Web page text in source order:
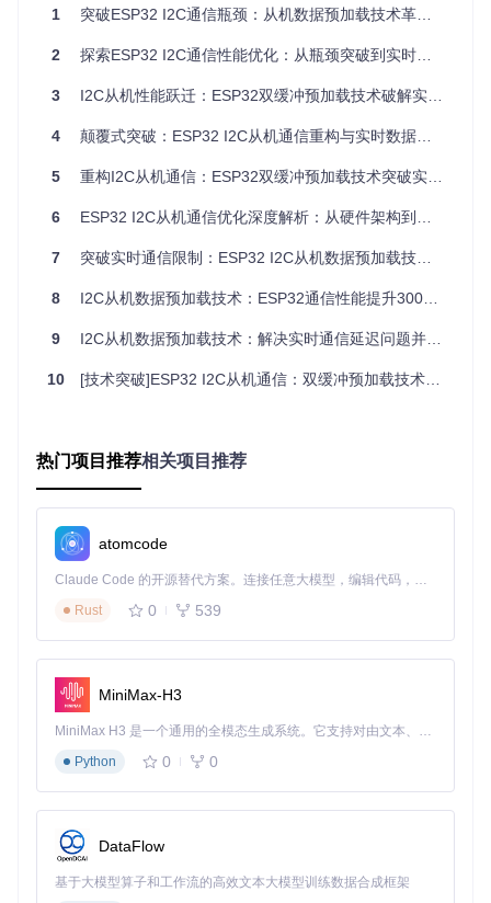
思考提示：你的项目中是否遇到过以下问题？
传感器数据读取延迟导致控制算法响应滞后
电池供电设备因I2C通信功耗过高影响续航时间
重构数据通道：双缓冲架构的创新设计
预加载技术方案。该方案通过分离数据准备与传输过程，使从
核心架构设计
ESP32的I2C从机实现采用接收缓冲区(rxBuffer)与发送缓冲区
统串行处理的等待时间
动态缓冲区管理：根据数据特性自适应调整缓冲区大小，
平衡内存占用与传输效率
图2：ESP32外设架构框图，展示I2C控制器与GPIO矩阵、DM
A等模块的关系
关键优化代码实现
问题代码：传统单缓冲区实时生成数据方式
void
onRequest () {
// 实时采集传感器数据（耗时操作）
uint8_t data = readSensor();
uint8_t txBuffer[ 255]; // 预加载发送缓冲区
1 突破ESP32 I2C通信瓶颈：从机数据预加载技术革新与实践指南
2 探索ESP32 I2C通信性能优化：从瓶颈突破到实时数据革新
3 I2C从机性能跃迁：ESP32双缓冲预加载技术破解实时通信瓶颈
4 颠覆式突破：ESP32 I2C从机通信重构与实时数据交互优化
5 重构I2C从机通信：ESP32双缓冲预加载技术突破实时响应瓶颈
6 ESP32 I2C从机通信优化深度解析：从硬件架构到性能调优实践
7 突破实时通信限制：ESP32 I2C从机数据预加载技术的效率革新实践
8 I2C从机数据预加载技术：ESP32通信性能提升300%的实现方案
9 I2C从机数据预加载技术：解决实时通信延迟问题并实现300%效率提升
10 [技术突破]ESP32 I2C从机通信：双缓冲预加载技术的实时性优化实践
热门项目推荐相关项目推荐
atomcode
Claude Code 的开源替代方案。连接任意大模型，编辑代码，运行命令，自动验证 — 全自动执行。用 Rust 构建，极致性能。 ｜ An open-source alternative to Claude Code. Connect any LLM, edit code, run commands, and verify changes — autonomously. Built in Rust for speed. Get Started
Rust
0 539
MiniMax-H3
MiniMax H3 是一个通用的全模态生成系统。它支持对由文本、图像、视频和音频组成的多模态上下文进行统一理解，并能生成分辨率高达 2K、时长可达 15 秒的带原生立体声音频的视频。得益于面向任务泛化的系统设计，H3 在预训练阶段就已具备广泛的多模态上下文理解与生成能力，能够出色地执行复杂的多模态指令。
Python
0 0
DataFlow
基于大模型算子和工作流的高效文本大模型训练数据合成框架